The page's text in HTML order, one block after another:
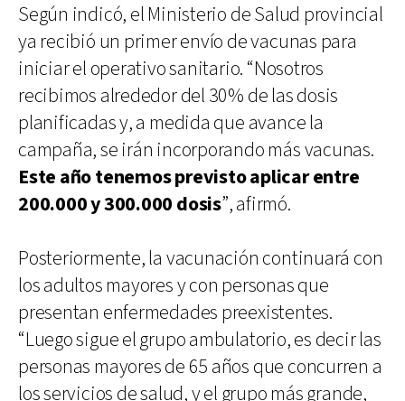
Según indicó, el Ministerio de Salud provincial
ya recibió un primer envío de vacunas para
iniciar el operativo sanitario. “Nosotros
recibimos alrededor del 30% de las dosis
planificadas y, a medida que avance la
campaña, se irán incorporando más vacunas.
Este año tenemos previsto aplicar entre
200.000 y 300.000 dosis”, afirmó.
Posteriormente, la vacunación continuará con
los adultos mayores y con personas que
presentan enfermedades preexistentes.
“Luego sigue el grupo ambulatorio, es decir las
personas mayores de 65 años que concurren a
los servicios de salud, y el grupo más grande,